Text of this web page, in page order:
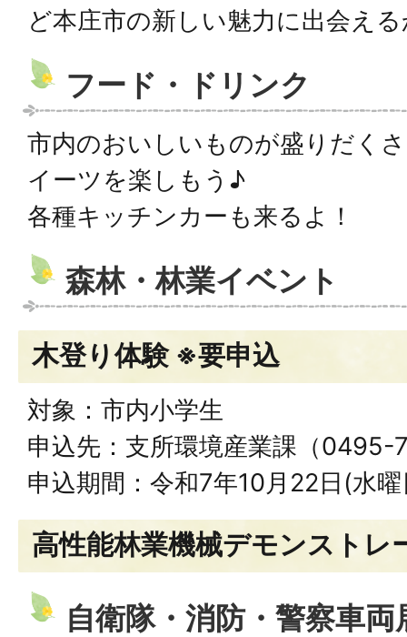
ど本庄市の新しい魅力に出会え
フード・ドリンク
市内のおいしいものが盛りだく
イーツを楽しもう♪
各種キッチンカーも来るよ！
森林・林業イベント
木登り体験 ※要申込
対象：市内小学生
申込先：支所環境産業課（0495-
申込期間：令和7年10月22日(水
高性能林業機械デモンストレ
自衛隊・消防・警察車両